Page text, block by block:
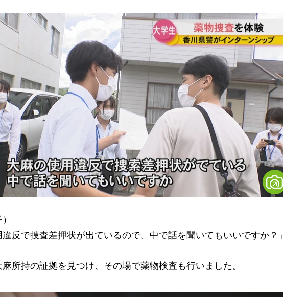
違反で捜査差押状が出ているので、中で話を聞いてもいいですか？」
所持の証拠を見つけ、その場で薬物検査も行いました。